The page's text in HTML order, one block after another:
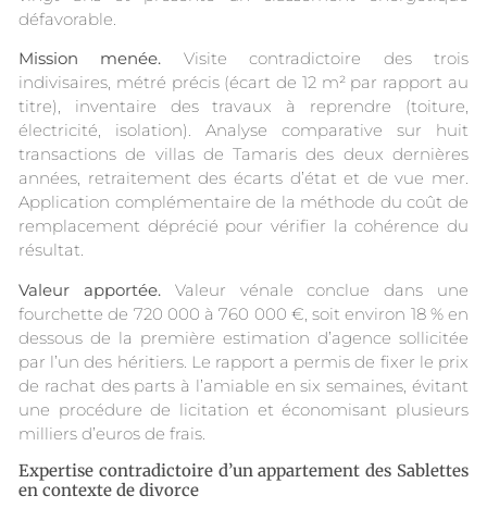
défavorable.
Mission menée. Visite contradictoire des trois
indivisaires, métré précis (écart de 12 m² par rapport au
titre), inventaire des travaux à reprendre (toiture,
électricité, isolation). Analyse comparative sur huit
transactions de villas de Tamaris des deux dernières
années, retraitement des écarts d’état et de vue mer.
Application complémentaire de la méthode du coût de
remplacement déprécié pour vérifier la cohérence du
résultat.
Valeur apportée. Valeur vénale conclue dans une
fourchette de 720 000 à 760 000 €, soit environ 18 % en
dessous de la première estimation d’agence sollicitée
par l’un des héritiers. Le rapport a permis de fixer le prix
de rachat des parts à l’amiable en six semaines, évitant
une procédure de licitation et économisant plusieurs
milliers d’euros de frais.
Expertise contradictoire d’un appartement des Sablettes
en contexte de divorce